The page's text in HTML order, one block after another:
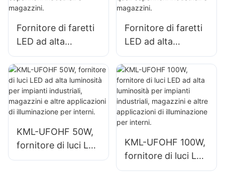
magazzini.
magazzini.
Fornitore di faretti
LED ad alta
luminosità KML-
HB52 da 100 W per
spazi interni quali
capannoni
industriali e
Fornitore di faretti
LED ad alta
luminosità KML-
UFOHA da 100 W
per spazi interni
quali capannoni
industriali e
magazzini.
KML-UFOHF 50W,
fornitore di luci LED
ad alta luminosità
KML-UFOHF 100W,
fornitore di luci LED
ad alta luminosità